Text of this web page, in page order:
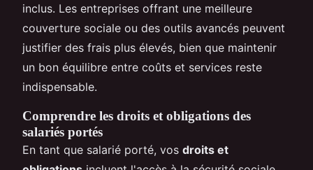
inclus. Les entreprises offrant une meilleure
couverture sociale ou des outils avancés peuvent
justifier des frais plus élevés, bien que maintenir
un bon équilibre entre coûts et services reste
indispensable.
Comprendre les droits et obligations des
salariés portés
En tant que salarié porté, vos droits et